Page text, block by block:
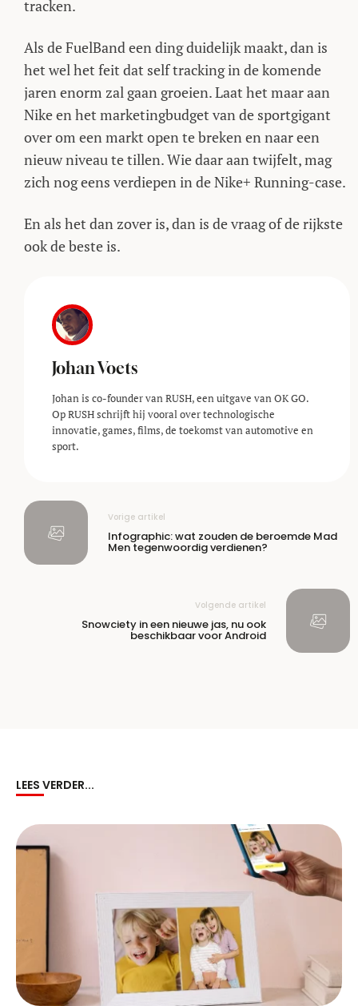
tracken.
Als de FuelBand een ding duidelijk maakt, dan is
het wel het feit dat self tracking in de komende
jaren enorm zal gaan groeien. Laat het maar aan
Nike en het marketingbudget van de sportgigant
over om een markt open te breken en naar een
nieuw niveau te tillen. Wie daar aan twijfelt, mag
zich nog eens verdiepen in de Nike+ Running-case.
En als het dan zover is, dan is de vraag of de rijkste
ook de beste is.
Johan Voets
Johan is co-founder van RUSH, een uitgave van OK GO.
Op RUSH schrijft hij vooral over technologische
innovatie, games, films, de toekomst van automotive en
sport.
Vorige artikel
Infographic: wat zouden de beroemde Mad
Men tegenwoordig verdienen?
Volgende artikel
Snowciety in een nieuwe jas, nu ook
beschikbaar voor Android
LEES VERDER...